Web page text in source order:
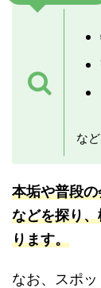
など
本垢や普段
などを探り
ります。
なお、スポ